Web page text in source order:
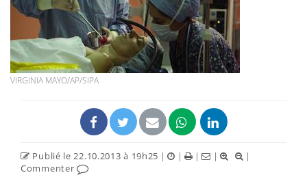
VIRGINIA MAYO/AP/SIPA
Publié le 22.10.2013 à 19h25 | | | |
|
Commenter